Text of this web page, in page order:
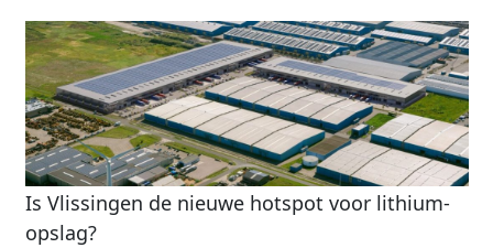
Is Vlissingen de nieuwe hotspot voor lithium-
opslag?